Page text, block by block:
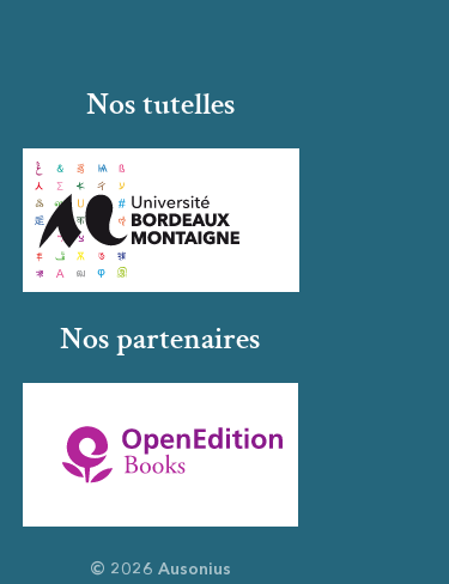
Nos tutelles
Nos partenaires
© 2026 Ausonius